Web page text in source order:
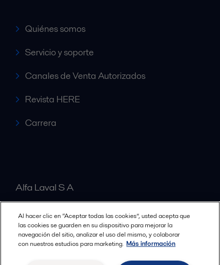
Quiénes somos
Servicio y soporte
Canales de Venta Autorizados
Revista HERE
Carrera
Alfa Laval S A
Nuestras oficinas
Términos y condiciones legales
Al hacer clic en “Aceptar todas las cookies”, usted acepta que
las cookies se guarden en su dispositivo para mejorar la
navegación del sitio, analizar el uso del mismo, y colaborar
con nuestros estudios para marketing. Más información